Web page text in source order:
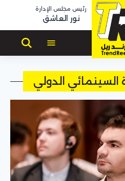
رئيس مجلس الإدارة
نور العاشق
السينمائي الدولي